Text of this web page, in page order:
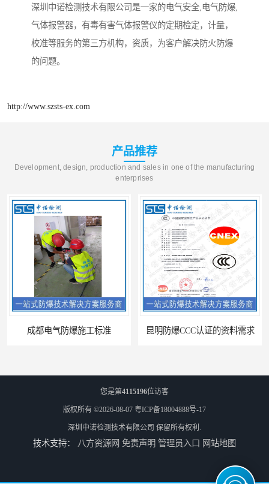
深圳中诺检测技术有限公司是一家的电气安全,电气防爆,
气体报警器，有毒有害气体报警仪的定期检定，计量，
校准等服务的第三方机构，资质，为客户解决防火防爆
的问题。
http://www.szsts-ex.com
产品推荐
Development, design, production and sales in one of the manufacturing
enterprises
成都电气防爆施工标准 昆明防爆CCC认证的资料需求
合肥IECEx标志认证发证机构 海口防爆电器设备维修资质办理周期
您是第4115196位访客
版权所有 ©2026-08-07 粤ICP备18004888号-17
深圳中诺检测技术有限公司 保留所有权利.
技术支持： 八方资源网 免责声明 管理员入口 网站地图